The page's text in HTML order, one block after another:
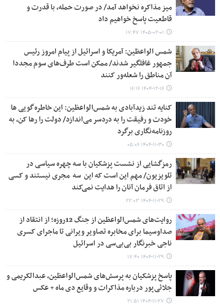
میز مذاکره نخواهد آمد/ در صورت حمله، با قدرت و
قاطعیت پاسخ خواهیم داد
۱۴۰۵-۰۲-۰۱ ۱۷:۴۷
شمس الواعظین: آمریکا و اسرائیل از پیام امروز رئیس
جمهور غافلگیر شدند/ ممکن است طرف‌های سوم مجددا
آن مناطق را شعله‌ور کنند
۱۴۰۴-۱۲-۱۶ ۱۶:۱۶
کنایه تند زیدآبادی به شمس‌الواعظین: این خاطره‌گویی‌ ها
خودت و رفیقت را به دردسر می‌اندازد/ دولت را رها کن، به
روزنامه‌نگاری برگرد
۱۴۰۴-۱۱-۳۰ ۰۵:۰۶
رمزگشایی از نشست پزشکیان با سه چهره سیاسی در
تلویزیون/ مهم این است که این سه مجری نیستند و کسی
از اتاق فرمان آنان را هدایت نمی‌کند
۱۴۰۴-۱۱-۲۹ ۲۲:۰۳
روایت‌های شمس‌الواعظین از جنگ 12روزه؛ از انتقاد از
صداوسیما برای مخابره تصاویر ویرانی تا ماجرای کسری
ناجی خبرنگار بی‌بی‌سی در اسرائیل
۱۴۰۴-۱۱-۲۹ ۱۷:۴۰
پاسخ پزشکیان به پرسش‌های شمس‌الواعظین، عبدالکریمی و
جلائی‌پور درباره مذاکرات و وقایع دی ماه + عکس
۱۴۰۴-۱۱-۲۷ ۲۱:۵۱